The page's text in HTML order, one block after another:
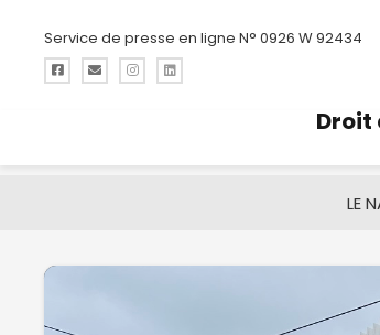
Service de presse en ligne N° 0926 W 92434
Droit
LE